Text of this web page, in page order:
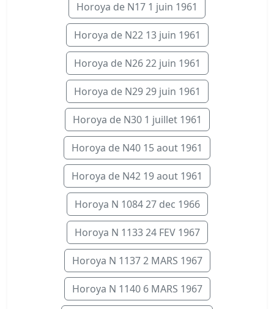
Horoya de N17 1 juin 1961
Horoya de N22 13 juin 1961
Horoya de N26 22 juin 1961
Horoya de N29 29 juin 1961
Horoya de N30 1 juillet 1961
Horoya de N40 15 aout 1961
Horoya de N42 19 aout 1961
Horoya N 1084 27 dec 1966
Horoya N 1133 24 FEV 1967
Horoya N 1137 2 MARS 1967
Horoya N 1140 6 MARS 1967